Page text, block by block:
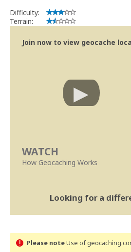
implicações que as guidelines
Se no local existe algum
Obrigado
Geocaching.com Volunteer Cache
Difficulty:
Terrain:
Join now to view geocache
WATCH
How Geocaching Works
Looking for a
Please noteUse of